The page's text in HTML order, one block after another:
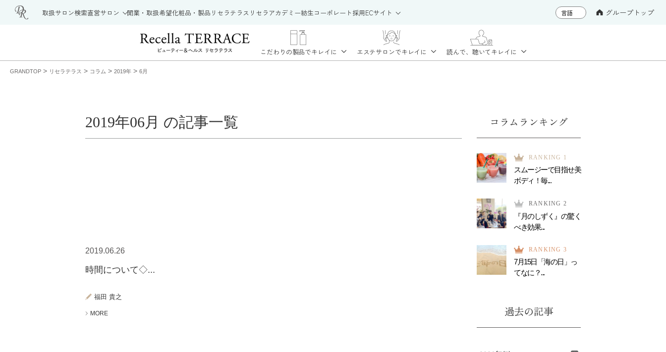
取扱サロン検索直営サロン 開業・取扱希望化粧品・製品 リセラテラス リセラアカデミー紡生コーポレート採用ECサイト グループトップ
こだわりの製品でキレイに エステサロンでキレイに 読んで、聴いてキレイに
GRANDTOP > リセラテラス > コラム > 2019年 > 6月
2019年06月 の記事一覧
2019.06.26
時間について◇...
福田 貴之
MORE
コラムランキング
RANKING 1
スムージーで目指せ美
ボディ！毎...
RANKING 2
『月のしずく』の驚く
べき効果...
RANKING 3
7月15日「海の日」っ
てなに？...
過去の記事